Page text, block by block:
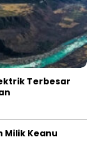
Terbesar
Milik Keanu